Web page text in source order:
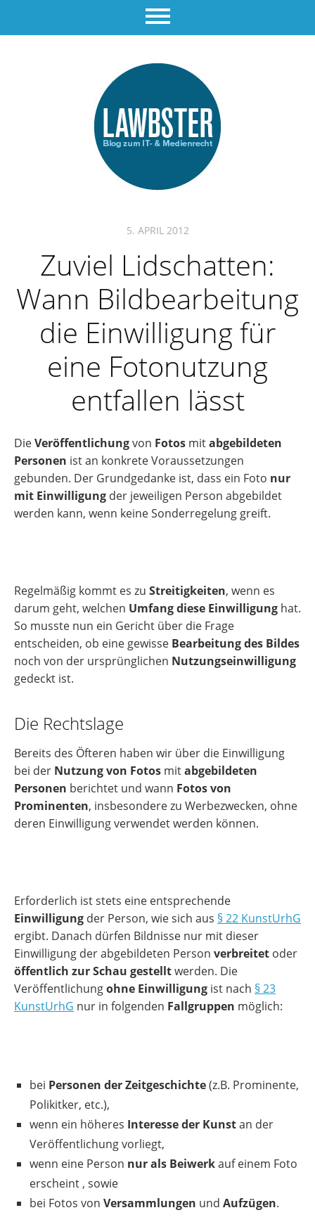
5. APRIL 2012
Zuviel Lidschatten:
Wann Bildbearbeitung
die Einwilligung für
eine Fotonutzung
entfallen lässt
DieVeröffentlichungvon Fotos mitabgebildeten
Personen ist an konkrete Voraussetzungen
gebunden. Der Grundgedanke ist, dass ein Foto nur
mit Einwilligung der jeweiligen Person abgebildet
werden kann, wenn keine Sonderregelung greift.
Regelmäßig kommt es zu Streitigkeiten, wenn es
darum geht, welchen Umfang diese Einwilligung hat.
So musste nun ein Gericht über die Frage
entscheiden, ob eine gewisse Bearbeitung des Bildes
noch von der ursprünglichen Nutzungseinwilligung
gedeckt ist.
Die Rechtslage
Bereits des Öfteren haben wir über die Einwilligung
bei der Nutzung von Fotos mitabgebildeten
Personen berichtet und wann Fotos von
Prominenten, insbesondere zu Werbezwecken, ohne
deren Einwilligung verwendet werden können.
Erforderlich ist stets eine entsprechende
Einwilligung der Person, wie sich aus § 22 KunstUrhG
ergibt. Danach dürfen Bildnisse nur mit dieser
Einwilligung der abgebildeten Person verbreitet oder
öffentlich zur Schau gestelltwerden. Die
Veröffentlichungohne Einwilligung ist nach § 23
KunstUrhG nur in folgenden Fallgruppen möglich:
bei Personen der Zeitgeschichte(z.B. Prominente,
Polikitker, etc.),
wenn ein höheres Interesse der Kunstan der
Veröffentlichung vorliegt,
wenn eine Person nur als Beiwerkauf einem Foto
erscheint , sowie
bei Fotos von Versammlungen und Aufzügen.